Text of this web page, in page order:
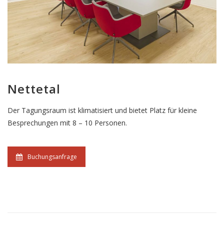
Nettetal
Der Tagungsraum ist klimatisiert und bietet Platz für kleine
Besprechungen mit 8 – 10 Personen.
Buchungsanfrage